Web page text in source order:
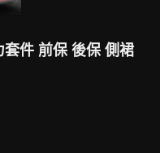
件 前保 後保 側裙